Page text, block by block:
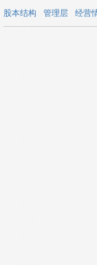
股本结构 管理层 经营